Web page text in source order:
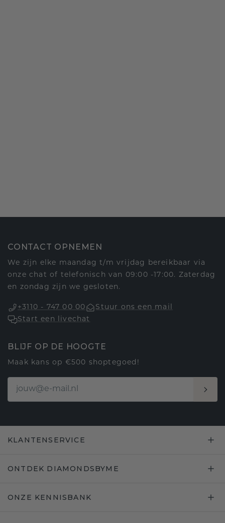
CONTACT OPNEMEN
We zijn elke maandag t/m vrijdag bereikbaar via
onze chat of telefonisch van 09:00 -17:00. Zaterdag
en zondag zijn we gesloten.
+3110 - 747 00 00
Stuur ons een mail
Start een livechat
BLIJF OP DE HOOGTE
Maak kans op €500 shoptegoed!
KLANTENSERVICE
ONTDEK DIAMONDSBYME
ONZE KENNISBANK